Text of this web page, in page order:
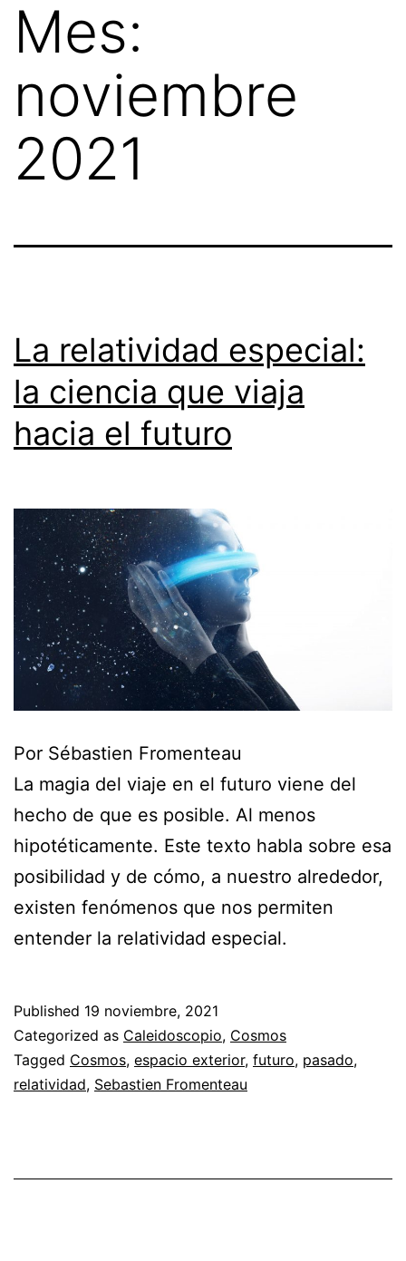
SkipMes:
noviembre
2021
La relatividad especial:
la ciencia que viaja
hacia el futuro
Por Sébastien Fromenteau
La magia del viaje en el futuro viene del
hecho de que es posible. Al menos
hipotéticamente. Este texto habla sobre esa
posibilidad y de cómo, a nuestro alrededor,
existen fenómenos que nos permiten
entender la relatividad especial.
Published 19 noviembre, 2021
Categorized as Caleidoscopio, Cosmos
Tagged Cosmos, espacio exterior, futuro, pasado,
relatividad, Sebastien Fromenteau